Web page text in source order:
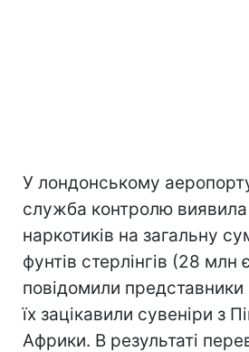
У лондонському
служба контролю виявила
наркотиків на загальну
фунтів стерлінгів (28 млн
повідомили представники
їх зацікавили сувеніри з
Африки. В результаті